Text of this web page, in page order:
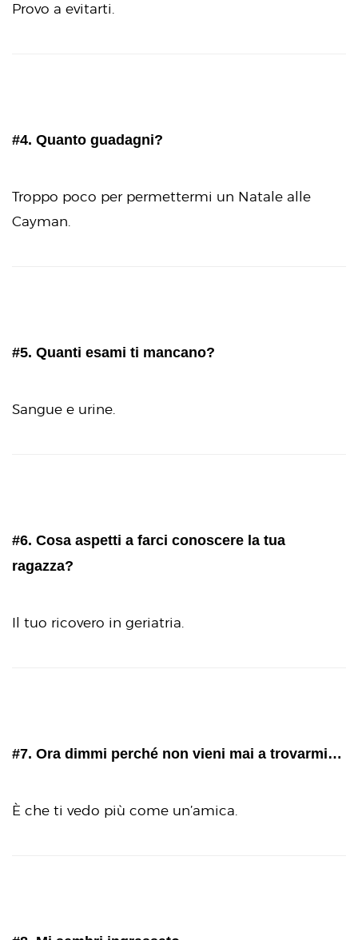
Provo a evitarti.
#4. Quanto guadagni?
Troppo poco per permettermi un Natale alle
Cayman.
#5. Quanti esami ti mancano?
Sangue e urine.
#6. Cosa aspetti a farci conoscere la tua
ragazza?
Il tuo ricovero in geriatria.
#7. Ora dimmi perché non vieni mai a trovarmi…
È che ti vedo più come un’amica.